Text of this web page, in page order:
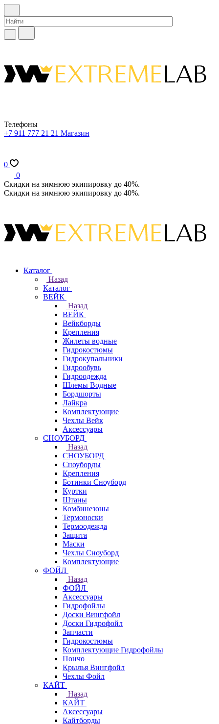
Телефоны
+7 911 777 21 21 Магазин
0
0
Скидки на зимнюю экипировку до 40%.
Скидки на зимнюю экипировку до 40%.
Каталог
Назад
Каталог
ВЕЙК
Назад
ВЕЙК
Вейкборды
Крепления
Жилеты водные
Гидрокостюмы
Гидрокупальники
Гидрообувь
Гидроодежда
Шлемы Водные
Бордшорты
Лайкра
Комплектующие
Чехлы Вейк
Аксессуары
СНОУБОРД
Назад
СНОУБОРД
Сноуборды
Крепления
Ботинки Сноуборд
Куртки
Штаны
Комбинезоны
Термоноски
Термоодежда
Защита
Маски
Чехлы Сноуборд
Комплектующие
ФОЙЛ
Назад
ФОЙЛ
Аксессуары
Гидрофойлы
Доски Вингфойл
Доски Гидрофойл
Запчасти
Гидрокостюмы
Комплектующие Гидрофойлы
Пончо
Крылья Вингфойл
Чехлы Фойл
КАЙТ
Назад
КАЙТ
Аксессуары
Кайтборды